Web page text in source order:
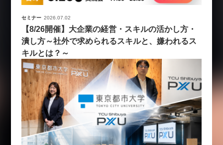
セミナー 2026.07.02
【8/26開催】大企業の経営・スキルの活かし方・
潰し方～社外で求められるスキルと、嫌われるス
キルとは？～